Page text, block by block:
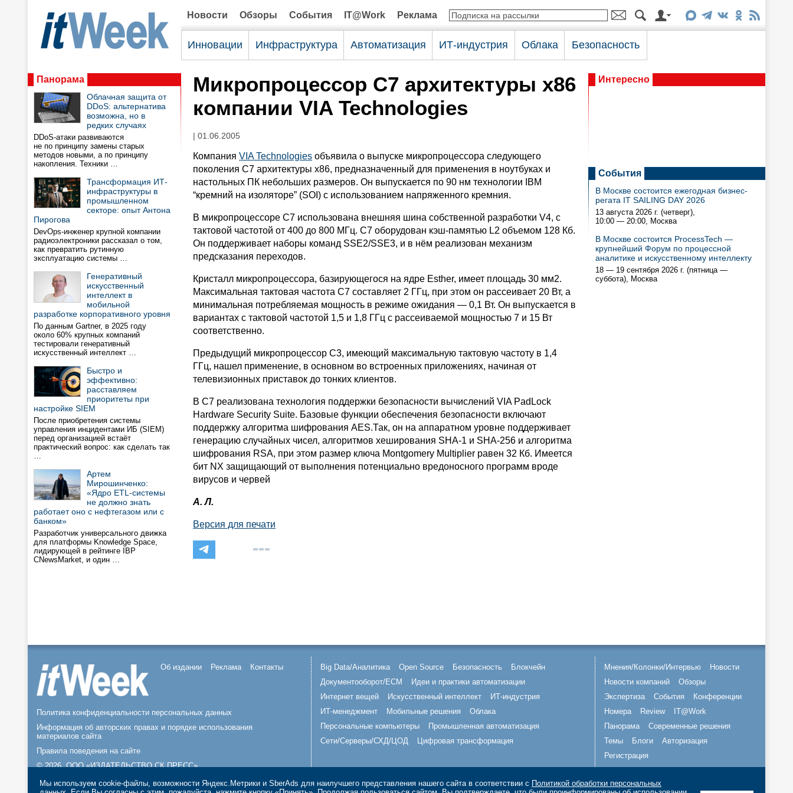
Новости Обзоры События IT@Work Реклама
Инновации Инфраструктура Автоматизация ИТ-индустрия Облака Безопасность
Панорама
Облачная защита от
DDoS: альтернатива
возможна, но в
редких случаях
DDoS-атаки развиваются
не по принципу замены старых
методов новыми, а по принципу
накопления. Техники …
Трансформация ИТ-
инфраструктуры в
промышленном
секторе: опыт Антона
Пирогова
DevOps-инженер крупной компании
радиоэлектроники рассказал о том,
как превратить рутинную
эксплуатацию системы …
Генеративный
искусственный
интеллект в
мобильной
разработке корпоративного уровня
По данным Gartner, в 2025 году
около 60% крупных компаний
тестировали генеративный
искусственный интеллект …
Быстро и
эффективно:
расставляем
приоритеты при
настройке SIEM
После приобретения системы
управления инцидентами ИБ (SIEM)
перед организацией встаёт
практический вопрос: как сделать так
…
Артем
Мирошинченко:
«Ядро ETL-системы
не должно знать
работает оно с нефтегазом или с
банком»
Разработчик универсального движка
для платформы Knowledge Space,
лидирующей в рейтинге IBP
CNewsMarket, и один …
Микропроцессор C7 архитектуры x86
компании VIA Technologies
| 01.06.2005
Компания VIA Technologies объявила о выпуске микропроцессора следующего
поколения C7 архитектуры x86, предназначенный для применения в ноутбуках и
настольных ПК небольших размеров. Он выпускается по 90 нм технологии IBM
“кремний на изоляторе” (SOI) с использованием напряженного кремния.
В микропроцессоре C7 использована внешняя шина собственной разработки V4, с
тактовой частотой от 400 до 800 МГц. C7 оборудован кэш-памятью L2 объемом 128 Кб.
Он поддерживает наборы команд SSE2/SSE3, и в нём реализован механизм
предсказания переходов.
Кристалл микропроцессора, базирующегося на ядре Esther, имеет площадь 30 мм2.
Максимальная тактовая частота C7 составляет 2 ГГц, при этом он рассеивает 20 Вт, а
минимальная потребляемая мощность в режиме ожидания — 0,1 Вт. Он выпускается в
вариантах с тактовой частотой 1,5 и 1,8 ГГц с рассеиваемой мощностью 7 и 15 Вт
соответственно.
Предыдущий микропроцессор C3, имеющий максимальную тактовую частоту в 1,4
ГГц, нашел применение, в основном во встроенных приложениях, начиная от
телевизионных приставок до тонких клиентов.
В C7 реализована технология поддержки безопасности вычислений VIA PadLock
Hardware Security Suite. Базовые функции обеспечения безопасности включают
поддержку алгоритма шифрования AES.Так, он на аппаратном уровне поддерживает
генерацию случайных чисел, алгоритмов хеширования SHA-1 и SHA-256 и алгоритма
шифрования RSA, при этом размер ключа Montgomery Multiplier равен 32 Кб. Имеется
бит NX защищающий от выполнения потенциально вредоносного программ вроде
вирусов и червей
А. Л.
Версия для печати
Интересно
События
В Москве состоится ежегодная бизнес-
регата IT SAILING DAY 2026
13 августа 2026 г. (четверг),
10:00 — 20:00, Москва
В Москве состоится ProcessTech —
крупнейший Форум по процессной
аналитике и искусственному интеллекту
18 — 19 сентября 2026 г. (пятница —
суббота), Москва
Об издании Реклама Контакты
Политика конфиденциальности персональных данных
Информация об авторских правах и порядке использования
материалов сайта
Правила поведения на сайте
© 2026, ООО «ИЗДАТЕЛЬСТВО СК ПРЕСС».
Big Data/Аналитика Open Source Безопасность
Блокчейн
Документооборот/ECM
Идеи и практики автоматизации
Интернет вещей
Искусственный интеллект
ИТ-индустрия
ИТ-менеджмент
Мобильные решения
Облака
Персональные компьютеры
Промышленная автоматизация
Сети/Серверы/СХД/ЦОД
Цифровая трансформация
Мнения/Колонки/Интервью
Новости
Новости компаний
Обзоры
Экспертиза
События
Конференции
Номера
Review
IT@Work
Панорама
Современные решения
Темы
Блоги
Авторизация
Регистрация
Мы используем cookie-файлы, возможности Яндекс.Метрики и SberAds для наилучшего представления нашего сайта в соответствии с Политикой обработки персональных